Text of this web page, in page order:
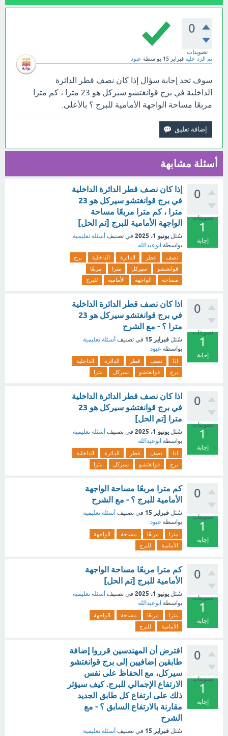
0
تصويتات
تم الرد عليه فبراير 15 بواسطة عبود
سوف تجد إجابة سؤال إذا كان نصف قطر الدائرة
الداخلية في برج قوانغتشو سيركل هو 23 مترا ، كم مترا
مربعًا مساحة الواجهة الأمامية للبرج ؟ بالأعلى.
أسئلة مشابهة
0
تصويتات
1
إجابة
إذا كان نصف قطر الدائرة الداخلية
في برج قوانغتشو سيركل هو 23
مترا ، كم مترا مربعًا مساحة
الواجهة الأمامية للبرج [تم الحل]
سُئل يونيو 1، 2025 في تصنيف أسئلة تعليمية
بواسطة ابوعبدالله
نصف قطر الدائرة الداخلية
برج
قوانغتشو
سيركل مترا
مربعًا
مساحة
الواجهة الأمامية للبرج
0
تصويتات
1
إجابة
اذا كان نصف قطر الدائرة الداخلية
في برج قوانغتشو سيركل هو 23
مترا ؟ - مع الشرح
سُئل فبراير 15 في تصنيف أسئلة تعليمية
بواسطة عبود
اذا نصف قطر الدائرة
الداخلية
برج
قوانغتشو سيركل مترا
0
تصويتات
1
إجابة
اذا كان نصف قطر الدائرة الداخلية
في برج قوانغتشو سيركل هو 23
مترا [تم الحل]
سُئل يونيو 1، 2025 في تصنيف أسئلة تعليمية
بواسطة ابوعبدالله
اذا نصف قطر الدائرة
الداخلية
برج
قوانغتشو سيركل مترا
0
تصويتات
1
إجابة
كم مترا مربعًا مساحة الواجهة
الأمامية للبرج ؟ - مع الشرح
سُئل فبراير 15 في تصنيف أسئلة تعليمية
بواسطة عبود
مترا مربعًا مساحة
الواجهة
الأمامية
للبرج
0
تصويتات
1
إجابة
كم مترا مربعًا مساحة الواجهة
الأمامية للبرج [تم الحل]
سُئل يونيو 1، 2025 في تصنيف أسئلة تعليمية
بواسطة ابوعبدالله
مترا مربعًا مساحة
الواجهة
الأمامية
للبرج
0
تصويتات
1
إجابة
افترض أن المهندسين قرروا إضافة
طابقين إضافيين إلى برج قوانغتشو
سيركل، مع الحفاظ على نفس
الارتفاع الإجمالي للبرج. كيف سيؤثر
ذلك على ارتفاع كل طابق الجديد
مقارنة بالارتفاع السابق ؟ - مع
الشرح
سُئل فبراير 15 في تصنيف أسئلة تعليمية